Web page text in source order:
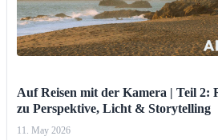
Auf Reisen mit der Kamera | Teil 2:
zu Perspektive, Licht & Storytelling
11. May 2026